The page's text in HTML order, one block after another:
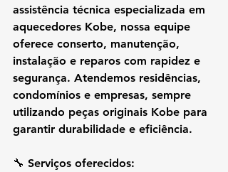
assistência técnica especializada em
aquecedores Kobe, nossa equipe
oferece conserto, manutenção,
instalação e reparos com rapidez e
segurança. Atendemos residências,
condomínios e empresas, sempre
utilizando peças originais Kobe para
garantir durabilidade e eficiência.
🔧 Serviços oferecidos: